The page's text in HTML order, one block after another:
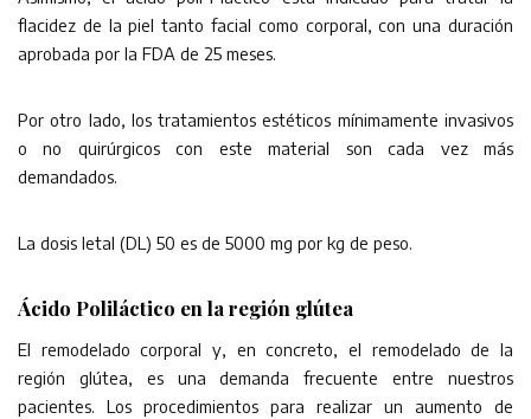
flacidez de la piel tanto facial como corporal, con una duración
aprobada por la FDA de 25 meses.
Por otro lado, los tratamientos estéticos mínimamente invasivos
o no quirúrgicos con este material son cada vez más
demandados.
La dosis letal (DL) 50 es de 5000 mg por kg de peso.
Ácido Poliláctico en la región glútea
El remodelado corporal y, en concreto, el remodelado de la
región glútea, es una demanda frecuente entre nuestros
pacientes. Los procedimientos para realizar un aumento de